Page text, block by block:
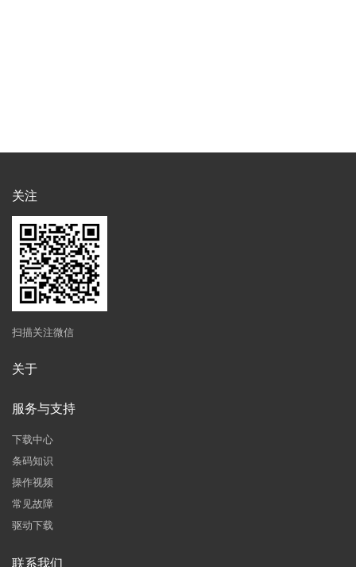
关注
扫描关注微信
关于
服务与支持
下载中心
条码知识
操作视频
常见故障
驱动下载
联系我们